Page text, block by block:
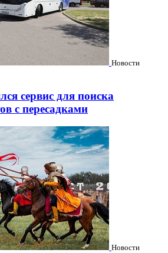
Новости
сервис для поиска
с пересадками
Новости